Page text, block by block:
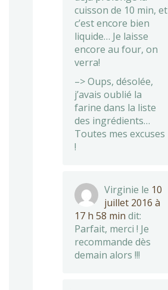
cuisson de 10 min, et
c’est encore bien
liquide… Je laisse
encore au four, on
verra!
–> Oups, désolée,
j’avais oublié la
farine dans la liste
des ingrédients…
Toutes mes excuses
!
Virginie le 10
juillet 2016 à
17 h 58 min dit:
Parfait, merci ! Je
recommande dès
demain alors !!!